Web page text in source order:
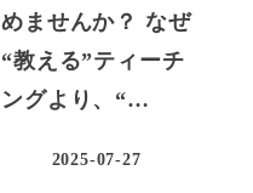
めませんか？ なぜ
“教える”ティーチ
ングより、“…
2025-07-27